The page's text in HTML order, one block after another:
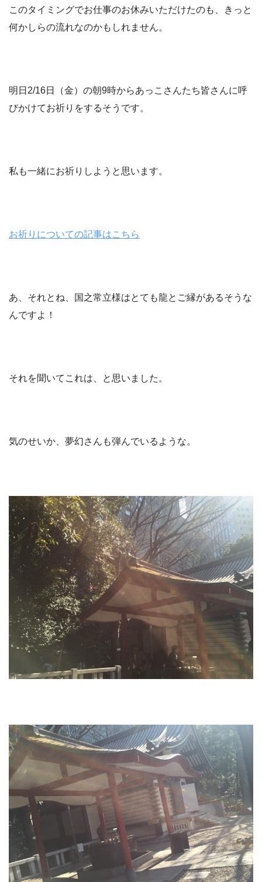
このタイミングでお仕事のお休みいただけたのも、きっと
何かしらの流れなのかもしれません。
明日2/16日（金）の朝9時からあっこさんたち皆さんに呼
びかけてお祈りをするそうです。
私も一緒にお祈りしようと思います。
お祈りについての記事はこちら
あ、それとね、国之常立様はとても龍とご縁があるそうな
んですよ！
それを聞いてこれは、と思いました。
気のせいか、夢幻さんも弾んでいるような。